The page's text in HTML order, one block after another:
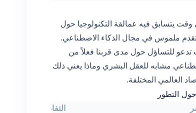
وقت يتسابق فيه عمالقة التكنولوجيا حول
تقدم ملموس في مجال الذكاء الاصطناعي.
تدعو للتساؤل حول مدى قربنا فعلاً من
مشابه للعقل البشري وماذا يعني ذلك
العالمي المختلفة.
التطور
التفاصيل